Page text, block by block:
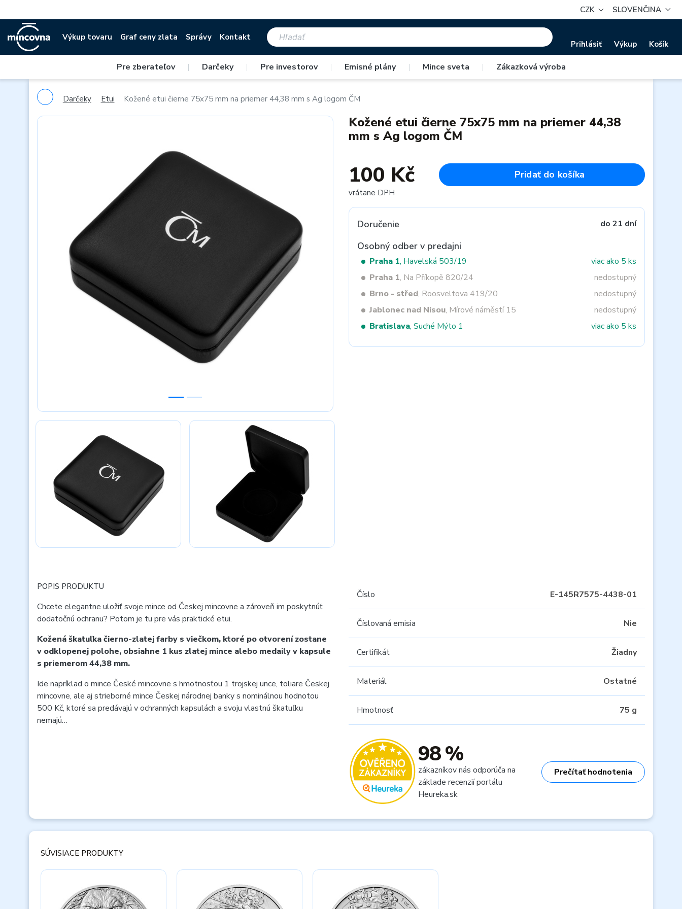
CZK SLOVENČINA
Výkup tovaru Graf ceny zlata Správy Kontakt
Prihlásiť Výkup Košík
Pre zberateľov | Darčeky | Pre investorov | Emisné plány | Mince sveta | Zákazková výroba
Darčeky Etui Kožené etui čierne 75x75 mm na priemer 44,38 mm s Ag logom ČM
Kožené etui čierne 75x75 mm na priemer 44,38
mm s Ag logom ČM
100 Kč
vrátane DPH
Pridať do košíka
Doručenie do 21 dní
Osobný odber v predajni
Praha 1, Havelská 503/19
viac ako 5 ks
Praha 1, Na Příkopě 820/24
nedostupný
Brno - střed, Roosveltova 419/20
nedostupný
Jablonec nad Nisou, Mírové náměstí 15
nedostupný
Bratislava, Suché Mýto 1 viac ako 5 ks
POPIS PRODUKTU
Chcete elegantne uložiť svoje mince od Českej mincovne a zároveň im poskytnúť
dodatočnú ochranu? Potom je tu pre vás praktické etui.
Kožená škatuľka čierno-zlatej farby s viečkom, ktoré po otvorení zostane
v odklopenej polohe, obsiahne 1 kus zlatej mince alebo medaily v kapsule
s priemerom 44,38 mm.
Ide napríklad o mince České mincovne s hmotnosťou 1 trojskej unce, toliare Českej
mincovne, ale aj strieborné mince Českej národnej banky s nominálnou hodnotou
500 Kč, ktoré sa predávajú v ochranných kapsulách a svoju vlastnú škatuľku
nemajú…
Číslo E-145R7575-4438-01
Číslovaná emisia Nie
Certifikát Žiadny
Materiál Ostatné
Hmotnosť 75 g
98 %
zákazníkov nás odporúča na
základe recenzií portálu
Heureka.sk
Prečítať hodnotenia
SÚVISIACE PRODUKTY